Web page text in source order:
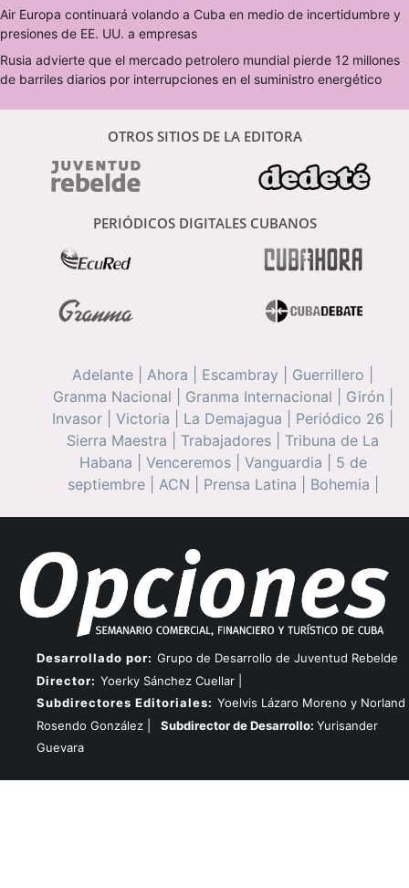
Air Europa continuará volando a Cuba en medio de incertidumbre y
presiones de EE. UU. a empresas
Rusia advierte que el mercado petrolero mundial pierde 12 millones
de barriles diarios por interrupciones en el suministro energético
OTROS SITIOS DE LA EDITORA
PERIÓDICOS DIGITALES CUBANOS
Adelante Ahora Escambray Guerrillero
Granma Nacional
Granma Internacional Girón
Invasor
Victoria La Demajagua Periódico 26
Sierra Maestra
Trabajadores
Tribuna de La
Habana
Venceremos| Vanguardia
5 de
septiembre| ACN Prensa Latina Bohemia
Desarrollado por: Grupo de Desarrollo de Juventud Rebelde
Director: Yoerky Sánchez Cuellar |
Subdirectores Editoriales: Yoelvis Lázaro Moreno y Norland
Rosendo González |
Subdirector de Desarrollo: Yurisander
Guevara